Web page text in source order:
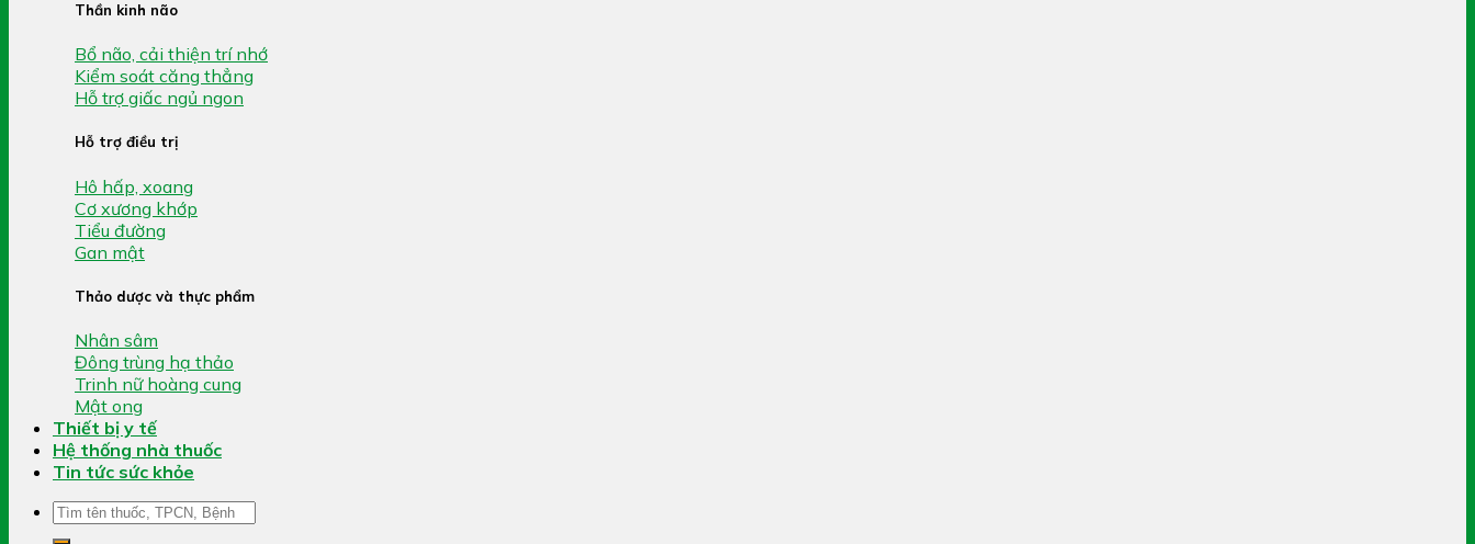
Thần kinh não
Bổ não, cải thiện trí nhớ
Kiểm soát căng thẳng
Hỗ trợ giấc ngủ ngon
Hỗ trợ điều trị
Hô hấp, xoang
Cơ xương khớp
Tiểu đường
Gan mật
Thảo dược và thực phẩm
Nhân sâm
Đông trùng hạ thảo
Trinh nữ hoàng cung
Mật ong
Thiết bị y tế
Hệ thống nhà thuốc
Tin tức sức khỏe
Tìm
kiếm: